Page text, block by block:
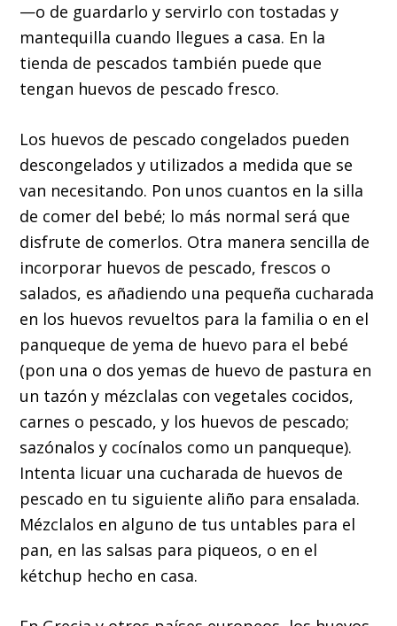
—o de guardarlo y servirlo con tostadas y
mantequilla cuando llegues a casa. En la
tienda de pescados también puede que
tengan huevos de pescado fresco.
Los huevos de pescado congelados pueden
descongelados y utilizados a medida que se
van necesitando. Pon unos cuantos en la silla
de comer del bebé; lo más normal será que
disfrute de comerlos. Otra manera sencilla de
incorporar huevos de pescado, frescos o
salados, es añadiendo una pequeña cucharada
en los huevos revueltos para la familia o en el
panqueque de yema de huevo para el bebé
(pon una o dos yemas de huevo de pastura en
un tazón y mézclalas con vegetales cocidos,
carnes o pescado, y los huevos de pescado;
sazónalos y cocínalos como un panqueque).
Intenta licuar una cucharada de huevos de
pescado en tu siguiente aliño para ensalada.
Mézclalos en alguno de tus untables para el
pan, en las salsas para piqueos, o en el
kétchup hecho en casa.